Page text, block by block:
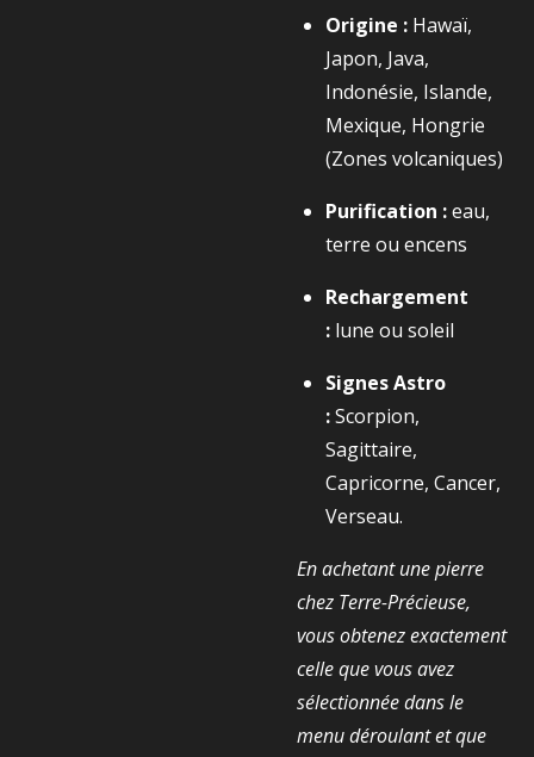
Origine : Hawaï,
Japon, Java,
Indonésie, Islande,
Mexique, Hongrie
(Zones volcaniques)
Purification :eau,
terre ou encens
Rechargement
: lune ou soleil
Signes Astro
:Scorpion,
Sagittaire,
Capricorne, Cancer,
Verseau.
En achetant une pierre
chez Terre-Précieuse,
vous obtenez exactement
celle que vous avez
sélectionnée dans le
menu déroulant et que